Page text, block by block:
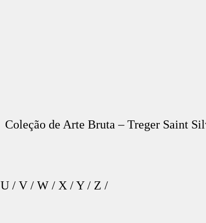
Coleção de Arte Bruta – Treger Saint
U / V / W / X /Y/ Z /